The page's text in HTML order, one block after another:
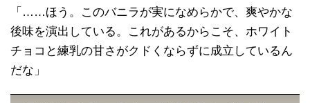
「……ほう。このバニラが実になめらかで、爽やかな
後味を演出している。これがあるからこそ、ホワイト
チョコと練乳の甘さがクドくならずに成立しているん
だな」